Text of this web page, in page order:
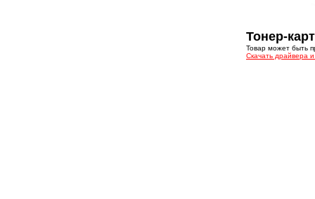
Тонер-
Товар может быть
Скачать драйвера